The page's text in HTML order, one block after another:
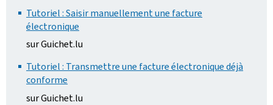
Tutoriel : Saisir manuellement une facture
électronique
sur Guichet.lu
Tutoriel : Transmettre une facture électronique déjà
conforme
sur Guichet.lu